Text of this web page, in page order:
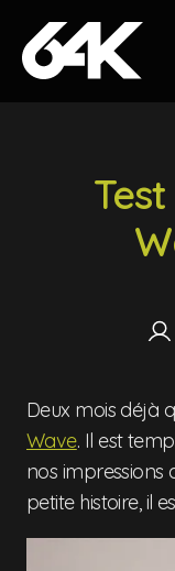
Skip to content
Deux mois déjà
Wave. Il est
nos impressions
petite histoire, il